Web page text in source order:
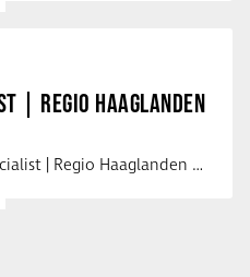
| REGIO HAAGLANDEN
Opticien / Contactlensspecialist | Regio Haaglanden & Rotterdam Saludos uit …